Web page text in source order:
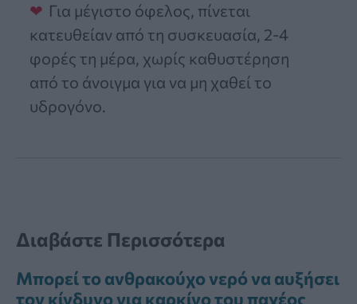
Για μέγιστο όφελος, πίνεται
κατευθείαν από τη συσκευασία, 2-4
φορές τη μέρα, χωρίς καθυστέρηση
από το άνοιγμα για να μη χαθεί το
υδρογόνο.
Διαβάστε Περισσότερα
Μπορεί το ανθρακούχο νερό να αυξήσει
τον κίνδυνο για καρκίνο του παχέος